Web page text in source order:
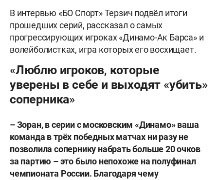
В интервью «БО Спорт» Терзич подвёл итоги
прошедших серий, рассказал о самых
прогрессирующих игроках «Динамо-Ак Барса» и
волейболистках, игра которых его восхищает.
«Люблю игроков, которые
уверены в себе и выходят «убить»
соперника»
– Зоран, в серии с московским «Динамо» ваша
команда в трёх победных матчах ни разу не
позволила сопернику набрать больше 20 очков
за партию – это было непохоже на полуфинал
чемпионата России. Благодаря чему